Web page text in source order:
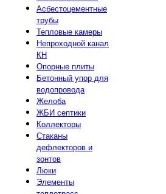
Асбестоцементные
трубы
Тепловые камеры
Непроходной канал
КН
Опорные плиты
Бетонный упор для
водопровода
Желоба
ЖБИ септики
Коллекторы
Стаканы
дефлекторов и
зонтов
Люки
Элементы